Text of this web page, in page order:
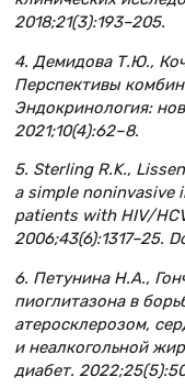
2018;21(3):193–205.
4. Демидова Т.Ю.,
Перспективы
Эндокринология:
2021;10(4):62–8.
5. Sterling R.K.,
a simple
patients with HIV/
2006;43(6):1317–25.
6. Петунина Н.А.,
пиоглитазона в
атеросклерозом,
и неалкогольной
диабет.